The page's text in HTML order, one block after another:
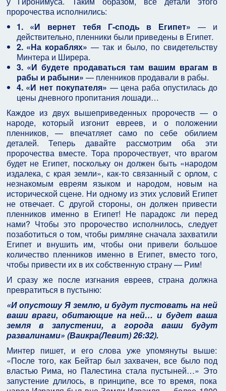
пророчества исполнились:
1. «И вернет тебя Г-сподь в Египет» — и
действительно, пленники были приведены в Египет.
2. «На кораблях» — так и было, по свидетельству
Минтера и Ширера.
3. «И будете продаваться там вашим врагам в
рабы и рабыни» — пленников продавали в рабы.
4. «И нет покупателя» — цена раба опустилась до
цены дневного пропитания лошади…
Каждое из двух вышеприведенных пророчеств — о
народе, который изгонит евреев, и о положении
пленников, — впечатляет само по себе обилием
деталей. Теперь давайте рассмотрим оба эти
пророчества вместе. Тора пророчествует, что врагом
будет не Египет, поскольку он должен быть «народом
издалека, с края земли», как-то связанный с орлом, с
незнакомым евреям языком и народом, новым на
исторической сцене. Ни одному из этих условий Египет
не отвечает. С другой стороны, он должен привести
пленников именно в Египет! Не парадокс ли перед
нами? Чтобы это пророчество исполнилось, следует
позаботиться о том, чтобы римляне сначала захватили
Египет и внушить им, чтобы они привели большое
количество пленников именно в Египет, вместо того,
чтобы привести их в их собственную страну — Рим!
И сразу же после изгнания евреев, страна должна
превратиться в пустыню:
«И опустошу Я землю, и будут пустовать на ней
ваши враги, обитающие на ней… и будет ваша
земля в запустении, а города ваши будут
развалинами» (Ваикра(Левит) 26:32).
Минтер пишет, и его слова уже упомянуты выше:
«После того, как Бейтар был захвачен, все было под
властью Рима, но Палестина стала пустыней…» Это
запустение длилось, в принципе, все то время, пока